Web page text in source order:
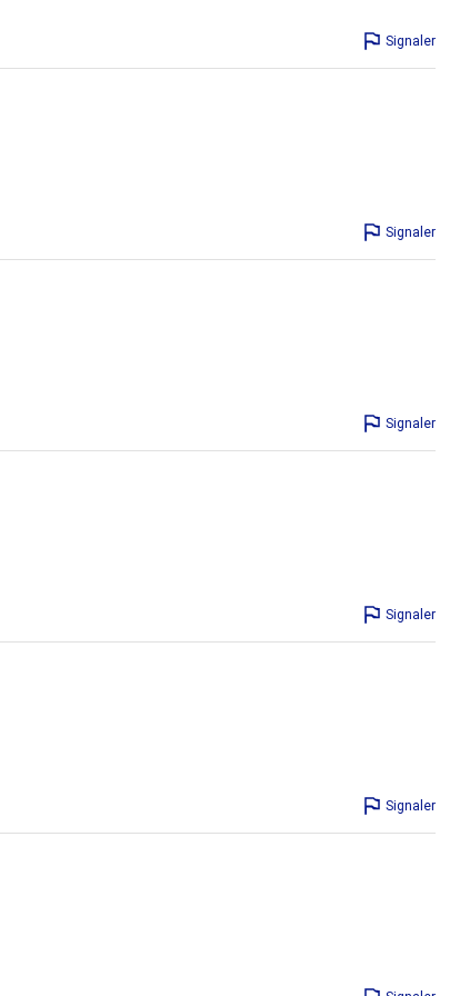
Signaler
Signaler
Signaler
Signaler
Signaler